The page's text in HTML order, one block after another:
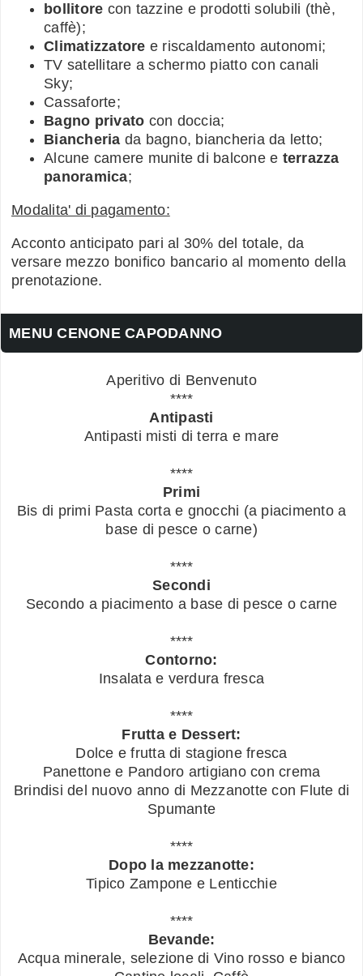
bollitore con tazzine e prodotti solubili (thè,
caffè);
Climatizzatore e riscaldamento autonomi;
TV satellitare a schermo piatto con canali
Sky;
Cassaforte;
Bagno privato con doccia;
Biancheria da bagno, biancheria da letto;
Alcune camere munite di balcone e terrazza
panoramica;
Modalita' di pagamento:
Acconto anticipato pari al 30% del totale, da
versare mezzo bonifico bancario al momento della
prenotazione.
MENU CENONE CAPODANNO
Aperitivo di Benvenuto
****
Antipasti
Antipasti misti di terra e mare
****
Primi
Bis di primi Pasta corta e gnocchi (a piacimento a
base di pesce o carne)
****
Secondi
Secondo a piacimento a base di pesce o carne
****
Contorno:
Insalata e verdura fresca
****
Frutta e Dessert:
Dolce e frutta di stagione fresca
Panettone e Pandoro artigiano con crema
Brindisi del nuovo anno di Mezzanotte con Flute di
Spumante
****
Dopo la mezzanotte:
Tipico Zampone e Lenticchie
****
Bevande:
Acqua minerale, selezione di Vino rosso e bianco